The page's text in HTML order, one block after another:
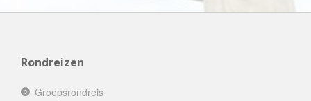
Rondreizen
Groepsrondreis